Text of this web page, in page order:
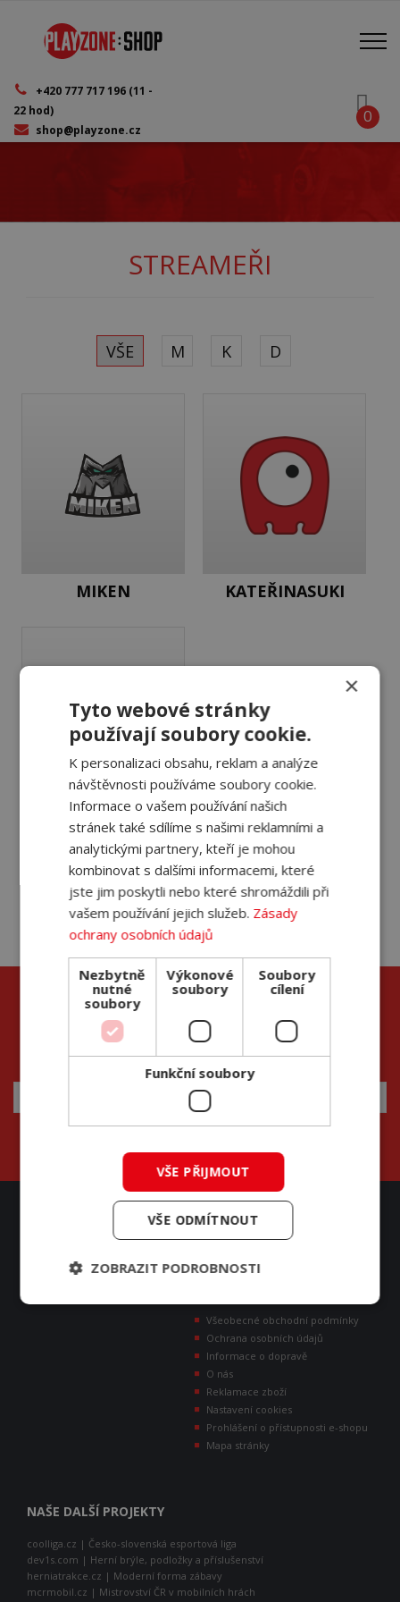
hlavnímu
+420 777 717 196 (11 -
22 hod)
shop@playzone.cz
0
STREAMEŘI
VŠE M K D
MIKEN KATEŘINASUKI
DEV1S
Přihlašte se k odběru novinek a neunikne vám žádná
akce
REGISTROVAT
Všeobecné obchodní podmínky
Ochrana osobních údajů
Informace o dopravě
O nás
Reklamace zboží
Nastavení cookies
Prohlášení o přístupnosti e-shopu
Mapa stránky
NAŠE DALŠÍ PROJEKTY
coolliga.cz | Česko-slovenská esportová liga
dev1s.com | Herní brýle, podložky a příslušenství
herniatrakce.cz | Moderní forma zábavy
mcrmobil.cz | Mistrovství ČR v mobilních hrách
×
Tyto webové stránky
používají soubory cookie.
K personalizaci obsahu, reklam a analýze
návštěvnosti používáme soubory cookie.
Informace o vašem používání našich
stránek také sdílíme s našimi reklamními a
analytickými partnery, kteří je mohou
kombinovat s dalšími informacemi, které
jste jim poskytli nebo které shromáždili při
vašem používání jejich služeb. Zásady
ochrany osobních údajů
Nezbytně
nutné
soubory
Výkonové
soubory
Soubory
cílení
Funkční soubory
VŠE PŘIJMOUT
VŠE ODMÍTNOUT
ZOBRAZIT PODROBNOSTI